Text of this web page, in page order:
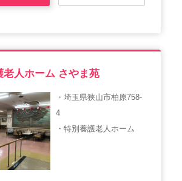
老人ホーム さやま苑
・埼玉県狭山市柏原758-
4
・特別養護老人ホーム